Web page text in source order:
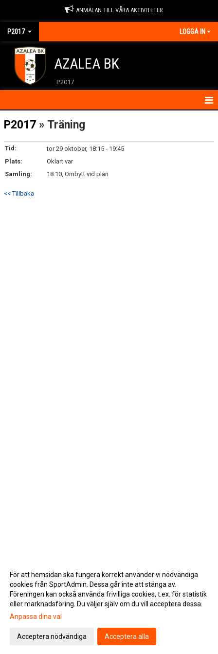
ANMÄLAN TILL VÅRA AKTIVITETER
P2017 LOGGA IN
AZALEA BK
P2017
HEM
KONTAKT
NYHETER
P2017 » Träning
Tid:
tor 29 oktober, 18:15 - 19:45
Plats:
Oklart var
Samling:
18:10, Ombytt vid plan
<< Tillbaka
Gå till Webbversion
För att hemsidan ska fungera korrekt använder vi nödvändiga
cookies från SportAdmin. Dessa går inte att stänga av.
Föreningen kan också använda frivilliga cookies, t.ex. för statistik
eller marknadsföring. Du väljer själv om du vill acceptera dessa.
Anpassa dina val
Acceptera nödvändiga Acceptera alla